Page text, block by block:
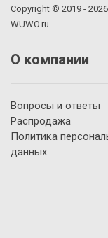
Copyright © 2019 - 2026
WUWO.ru
О компании
Вопросы и ответы
Распродажа
Политика
данных